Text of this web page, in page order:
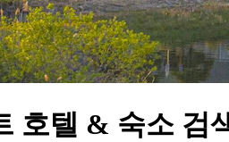
호텔 & 숙소 검